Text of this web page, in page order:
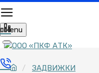
Menu
ЗАДВИЖКИ